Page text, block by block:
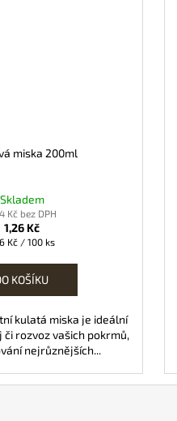
miska 200ml
Skladem
Kč bez DPH
1,26 Kč
Kč / 100 ks
KOŠÍKU
kulatá miska je ideální
rozvoz vašich pokrmů,
nejrůznějších...